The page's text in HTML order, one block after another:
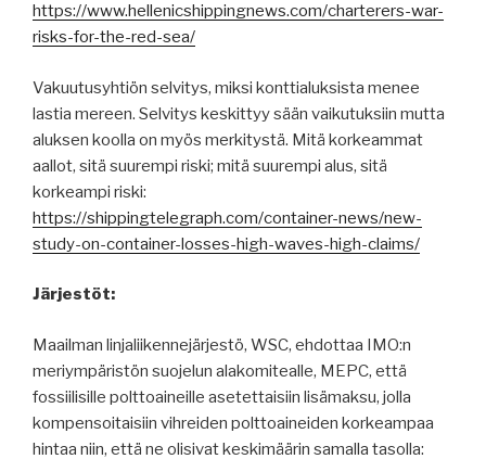
https://www.hellenicshippingnews.com/charterers-war-
risks-for-the-red-sea/
Vakuutusyhtiön selvitys, miksi konttialuksista menee
lastia mereen. Selvitys keskittyy sään vaikutuksiin mutta
aluksen koolla on myös merkitystä. Mitä korkeammat
aallot, sitä suurempi riski; mitä suurempi alus, sitä
korkeampi riski:
https://shippingtelegraph.com/container-news/new-
study-on-container-losses-high-waves-high-claims/
Järjestöt:
Maailman linjaliikennejärjestö, WSC, ehdottaa IMO:n
meriympäristön suojelun alakomitealle, MEPC, että
fossiilisille polttoaineille asetettaisiin lisämaksu, jolla
kompensoitaisiin vihreiden polttoaineiden korkeampaa
hintaa niin, että ne olisivat keskimäärin samalla tasolla: